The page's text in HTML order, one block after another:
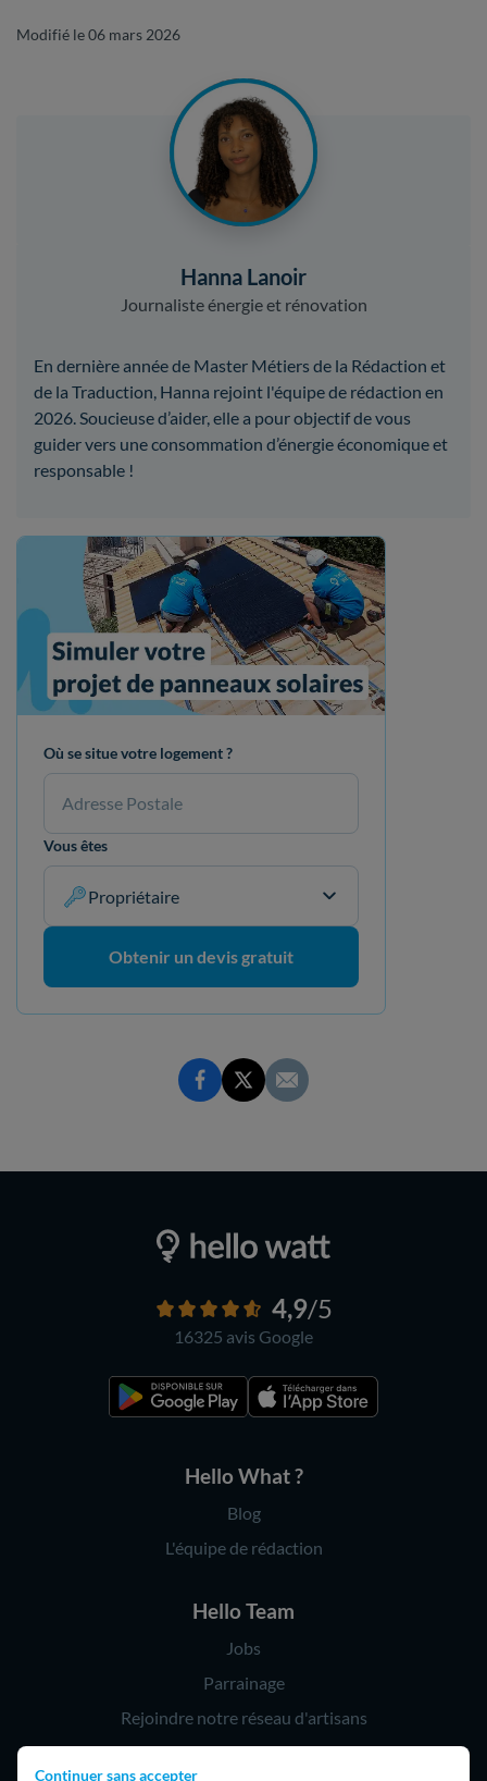
Continuer sans accepter
Où se situe votre logement ?
Vous êtes
Propriétaire
Obtenir un devis gratuit
Modifié le 06 mars 2026
Hanna Lanoir
Journaliste énergie et rénovation
En dernière année de Master Métiers de la Rédaction et
de la Traduction, Hanna rejoint l'équipe de rédaction en
2026. Soucieuse d’aider, elle a pour objectif de vous
guider vers une consommation d’énergie économique et
responsable !
4,9/5
16325 avis Google
Hello What ?
Blog
L'équipe de rédaction
Hello Team
Jobs
Parrainage
Rejoindre notre réseau d'artisans